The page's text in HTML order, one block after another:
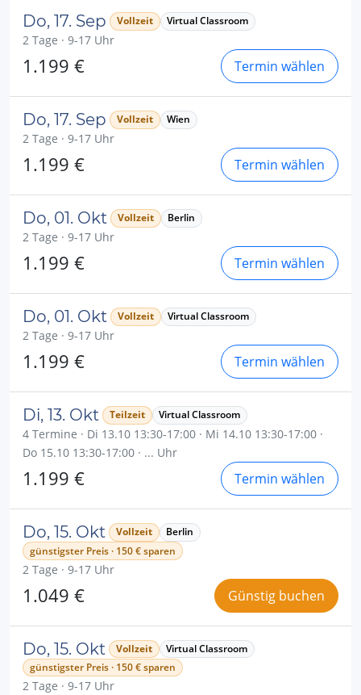
Do, 17. Sep Vollzeit Virtual Classroom
2 Tage · 9-17 Uhr
1.199 € Termin wählen
Do, 17. Sep Vollzeit Wien
2 Tage · 9-17 Uhr
1.199 € Termin wählen
Do, 01. Okt Vollzeit Berlin
2 Tage · 9-17 Uhr
1.199 € Termin wählen
Do, 01. Okt Vollzeit Virtual Classroom
2 Tage · 9-17 Uhr
1.199 € Termin wählen
Di, 13. Okt Teilzeit Virtual Classroom
4 Termine · Di 13.10 13:30-17:00 · Mi 14.10 13:30-17:00 ·
Do 15.10 13:30-17:00 · ... Uhr
1.199 € Termin wählen
Do, 15. Okt Vollzeit
Berlin
günstigster Preis · 150 € sparen
2 Tage · 9-17 Uhr
1.049 € Günstig buchen
Do, 15. Okt Vollzeit
Virtual Classroom
günstigster Preis · 150 € sparen
2 Tage · 9-17 Uhr